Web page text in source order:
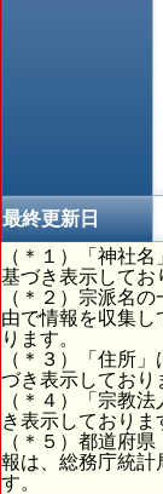
最終更新日
（＊１）「神社
基づき表示してお
（＊２）宗派名
由で情報を収集し
ります。
（＊３）「住所
づき表示しており
（＊４）「宗教
き表示しておりま
（＊５）都道府
報は、総務庁統計
す。